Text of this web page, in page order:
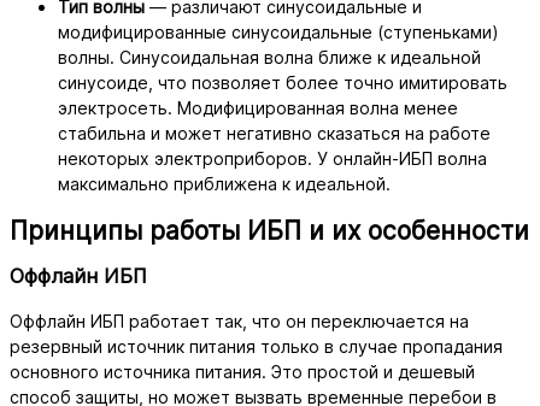
Тип волны — различают синусоидальные и
модифицированные синусоидальные (ступеньками)
волны. Синусоидальная волна ближе к идеальной
синусоиде, что позволяет более точно имитировать
электросеть. Модифицированная волна менее
стабильна и может негативно сказаться на работе
некоторых электроприборов. У онлайн-ИБП волна
максимально приближена к идеальной.
Принципы работы ИБП и их особенности
Оффлайн ИБП
Оффлайн ИБП работает так, что он переключается на
резервный источник питания только в случае пропадания
основного источника питания. Это простой и дешевый
способ защиты, но может вызвать временные перебои в